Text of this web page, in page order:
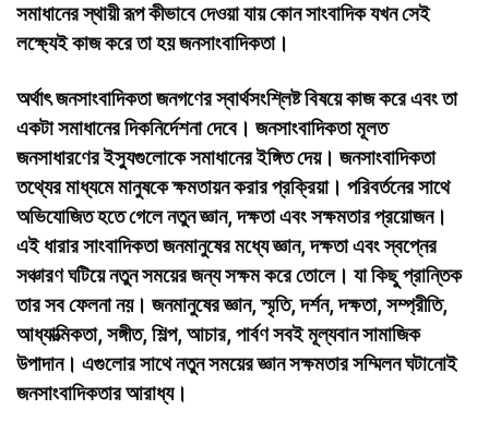
সমাধানের স্থায়ী রূপ কীভাবে দেওয়া যায় কোন সাংবাদিক যখন সেই
লক্ষ্যেই কাজ করে তা হয় জনসাংবাদিকতা।
অর্থাৎ জনসাংবাদিকতা জনগণের স্বার্থসংশ্লিষ্ট বিষয়ে কাজ করে এবং তা
একটা সমাধানের দিকনির্দেশনা দেবে। জনসাংবাদিকতা মূলত
জনসাধারণের ইস্যুগুলোকে সমাধানের ইঙ্গিত দেয়। জনসাংবাদিকতা
তথ্যের মাধ্যমে মানুষকে ক্ষমতায়ন করার প্রক্রিয়া। পরিবর্তনের সাথে
অভিযোজিত হতে গেলে নতুন জ্ঞান, দক্ষতা এবং সক্ষমতার প্রয়োজন।
এই ধারার সাংবাদিকতা জনমানুষের মধ্যে জ্ঞান, দক্ষতা এবং স্বপ্নের
সঞ্চারণ ঘটিয়ে নতুন সময়ের জন্য সক্ষম করে তোলে। যা কিছু প্রান্তিক
তার সব ফেলনা নয়। জনমানুষের জ্ঞান, স্মৃতি, দর্শন, দক্ষতা, সম্প্রীতি,
আধ্যাত্মিকতা, সঙ্গীত, শিল্প, আচার, পার্বণ সবই মূল্যবান সামাজিক
উপাদান। এগুলোর সাথে নতুন সময়ের জ্ঞান সক্ষমতার সম্মিলন ঘটানোই
জনসাংবাদিকতার আরাধ্য।